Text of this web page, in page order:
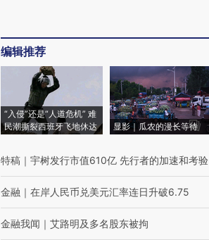
编辑推荐
“入侵”还是“人道危机” 难
民潮撕裂西班牙飞地休达
显影｜瓜农的漫长等待
特稿 ｜ 宇树发行市值610亿 先行者的加速和考验
金融 ｜ 在岸人民币兑美元汇率连日升破6.75
金融我闻 ｜ 艾路明及多名股东被拘